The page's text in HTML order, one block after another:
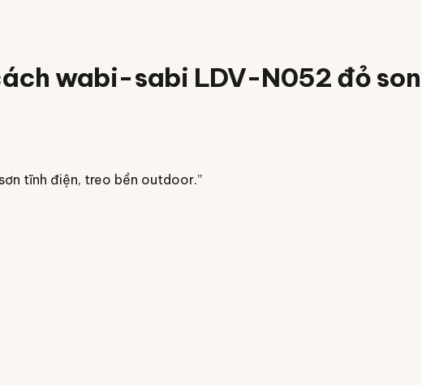
wabi-sabi LDV-N052 đỏ
tĩnh điện, treo bền outdoor.”